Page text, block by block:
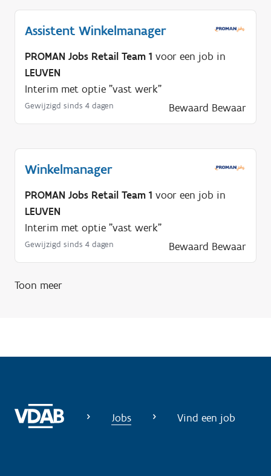
?
Assistent Winkelmanager
PROMAN Jobs Retail Team 1 voor een job in
LEUVEN
Interim met optie "vast werk"
Gewijzigd sinds 4 dagen Bewaard Bewaar
Winkelmanager
PROMAN Jobs Retail Team 1 voor een job in
LEUVEN
Interim met optie "vast werk"
Gewijzigd sinds 4 dagen Bewaard Bewaar
Toon meer
Jobs Vind een job